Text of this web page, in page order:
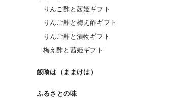
りんご酢と茜姫ギフト
りんご酢と梅え酢ギフト
りんご酢と漬物ギフト
梅え酢と茜姫ギフト
飯喰は（ままけは）
ふるさとの味